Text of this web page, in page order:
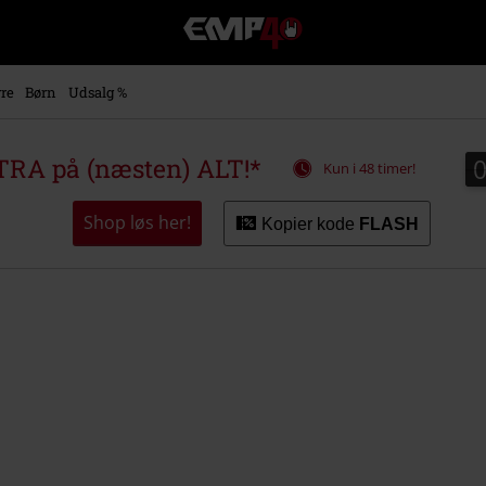
EMP
-
Musik,
merch
alternativ
Børn Udsalg %
på (næsten) ALT!* Kun i 48 timer! 0
0
Shop løs her! Kopier kode FLASH